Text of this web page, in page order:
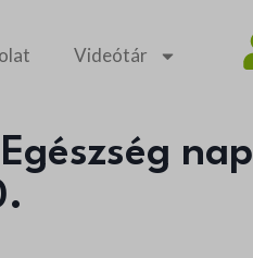
Videótár
nap